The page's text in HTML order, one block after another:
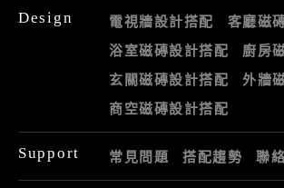
Design 電視牆設計搭配
客廳磁
浴室磁磚設計搭配
廚房
玄關磁磚設計搭配
外牆
商空磁磚設計搭配
Support 常見問題 搭配趨勢 聯